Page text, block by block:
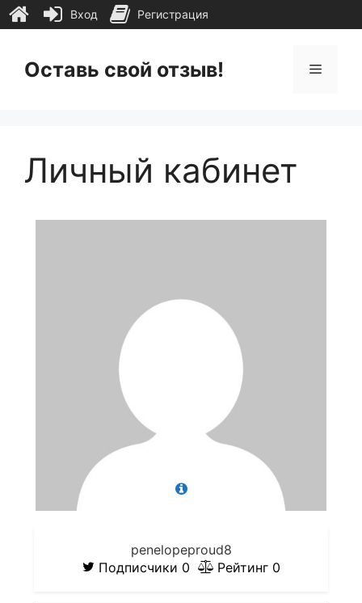
содержимому
Оставь свой отзыв! Меню
Личный кабинет
penelopeproud8
Подписчики 0 Рейтинг 0
Вход Регистрация